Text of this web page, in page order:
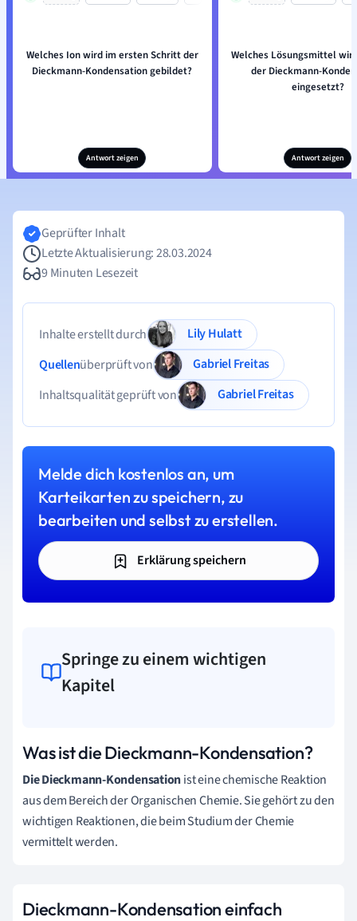
Welches Ion wird im ersten Schritt der
Dieckmann-Kondensation gebildet?
Antwort zeigen
Welches Lösungsmittel
der Dieckmann-
eingesetzt?
Antwort zeigen
Geprüfter Inhalt
Letzte Aktualisierung: 28.03.2024
9 Minuten Lesezeit
Inhalte erstellt durch
Lily Hulatt
Quellenüberprüft von
Gabriel Freitas
Inhaltsqualität geprüft von
Gabriel Freitas
Melde dich kostenlos an, um
Karteikarten zu speichern, zu
bearbeiten und selbst zu erstellen.
Erklärung speichern
Springe zu einem wichtigen
Kapitel
Was ist die Dieckmann-Kondensation?
Die Dieckmann-Kondensationist eine chemische Reaktion
aus dem Bereich der Organischen Chemie. Sie gehört zu den
wichtigen Reaktionen, die beim Studium der Chemie
vermittelt werden.
Dieckmann-Kondensation einfach